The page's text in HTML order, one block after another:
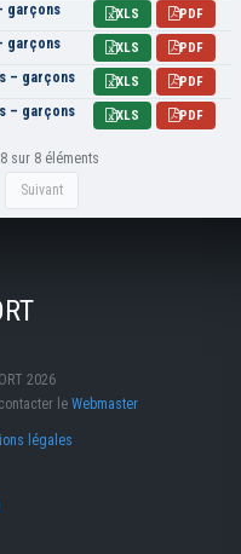
garçons XLS PDF
garçons XLS PDF
– garçons XLS PDF
– garçons XLS PDF
sur 8 éléments
Suivant
2026
le Webmaster
légales